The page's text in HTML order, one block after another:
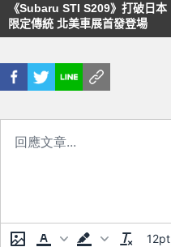
《Subaru STI S209》打破日本
限定傳統 北美車展首發登場
12pt